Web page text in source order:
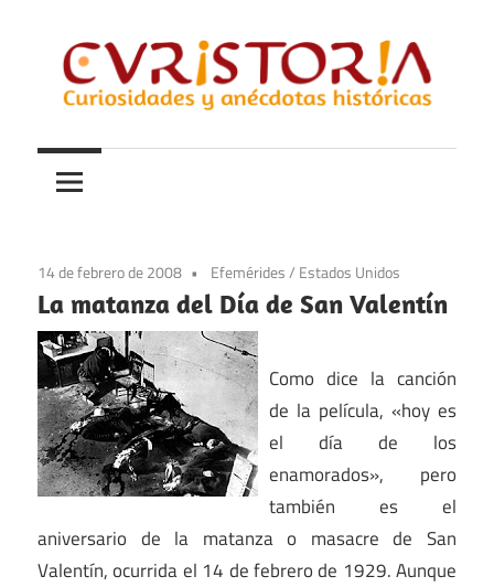
contenido
Curistoria
y
anécdotas
historia
14 de febrero de 2008 Efemérides/ Estados Unidos
La matanza del Día de San Valentín
Como dice la canción
de la película, «hoy es
el día de los
enamorados», pero
también es el
aniversario de la matanza o masacre de San
Valentín, ocurrida el 14 de febrero de 1929. Aunque